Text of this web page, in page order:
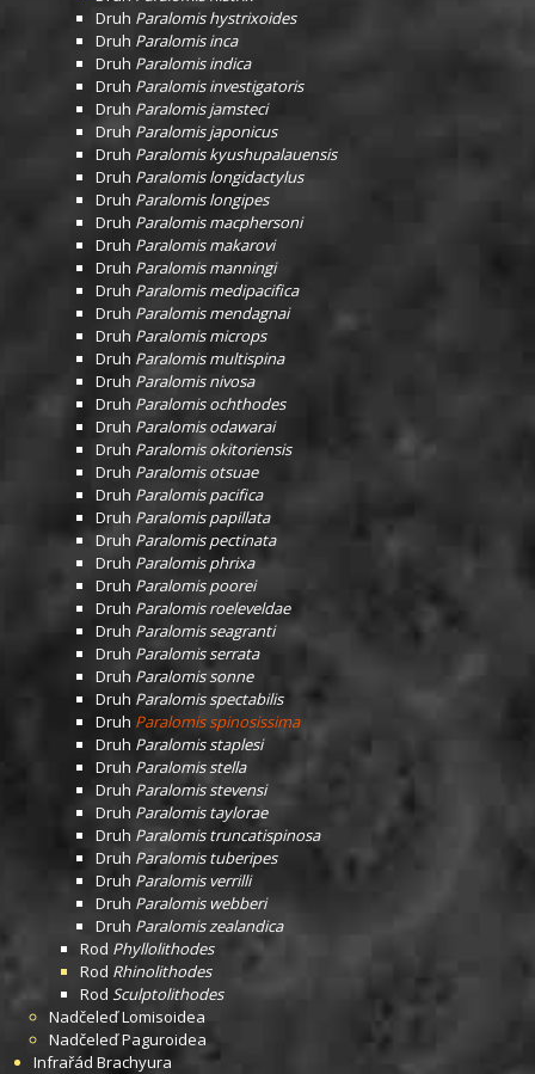
Druh Paralomis hystrixoides
Druh Paralomis inca
Druh Paralomis indica
Druh Paralomis investigatoris
Druh Paralomis jamsteci
Druh Paralomis japonicus
Druh Paralomis kyushupalauensis
Druh Paralomis longidactylus
Druh Paralomis longipes
Druh Paralomis macphersoni
Druh Paralomis makarovi
Druh Paralomis manningi
Druh Paralomis medipacifica
Druh Paralomis mendagnai
Druh Paralomis microps
Druh Paralomis multispina
Druh Paralomis nivosa
Druh Paralomis ochthodes
Druh Paralomis odawarai
Druh Paralomis okitoriensis
Druh Paralomis otsuae
Druh Paralomis pacifica
Druh Paralomis papillata
Druh Paralomis pectinata
Druh Paralomis phrixa
Druh Paralomis poorei
Druh Paralomis roeleveldae
Druh Paralomis seagranti
Druh Paralomis serrata
Druh Paralomis sonne
Druh Paralomis spectabilis
Druh Paralomis spinosissima
Druh Paralomis staplesi
Druh Paralomis stella
Druh Paralomis stevensi
Druh Paralomis taylorae
Druh Paralomis truncatispinosa
Druh Paralomis tuberipes
Druh Paralomis verrilli
Druh Paralomis webberi
Druh Paralomis zealandica
Rod Phyllolithodes
Rod Rhinolithodes
Rod Sculptolithodes
NadčeleďLomisoidea
NadčeleďPaguroidea
Infrařád Brachyura